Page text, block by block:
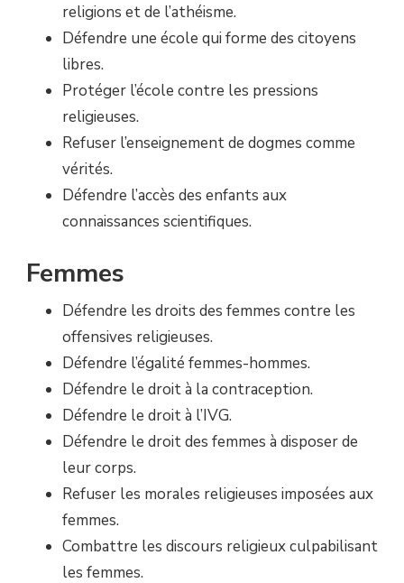
religions et de l’athéisme.
Défendre une école qui forme des citoyens
libres.
Protéger l’école contre les pressions
religieuses.
Refuser l’enseignement de dogmes comme
vérités.
Défendre l’accès des enfants aux
connaissances scientifiques.
Femmes
Défendre les droits des femmes contre les
offensives religieuses.
Défendre l’égalité femmes-hommes.
Défendre le droit à la contraception.
Défendre le droit à l’IVG.
Défendre le droit des femmes à disposer de
leur corps.
Refuser les morales religieuses imposées aux
femmes.
Combattre les discours religieux culpabilisant
les femmes.